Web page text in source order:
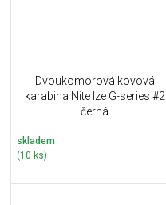
Dvoukomorová kovová
karabina Nite Ize G-series #2
černá
skladem
(10 ks)